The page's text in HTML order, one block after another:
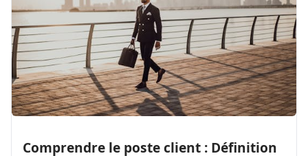
Comprendre le poste client : Définition